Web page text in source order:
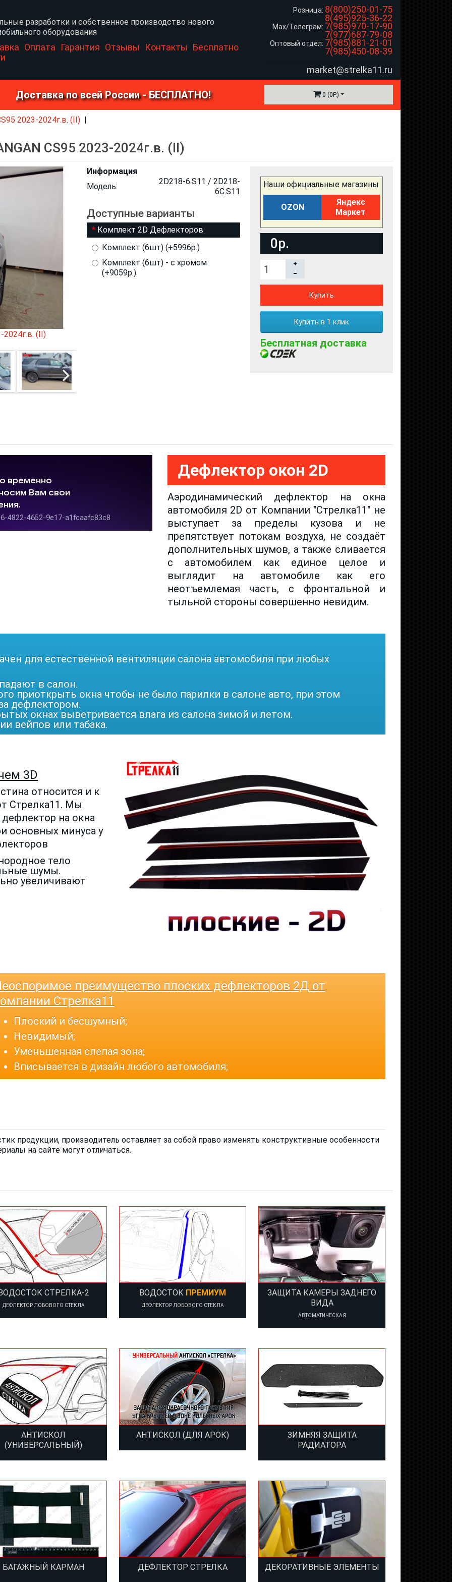
разработки и собственное производство нового
оборудования
Оплата Гарантия Отзывы Контакты
Бесплатно
Розница: 8(800)250-01-75
8(495)925-36-22
Max/Телеграм: 7(985)970-17-90
7(977)687-79-08
Оптовый отдел: 7(985)881-21-01
7(985)450-08-39
market@strelka11.ru
Доставка по всей России - БЕСПЛАТНО! 0 (0Р.)
2023-2024г.в. (II)
CS95 2023-2024г.в. (II)
2024г.в. (II)
Информация
Модель:
2D218-6.S11 / 2D218-
6C.S11
Доступные варианты
Комплект 2D Дефлекторов
Комплект (6шт) (+5996р.)
Комплект (6шт) - с хромом
(+9059р.)
Наши официальные магазины
OZON
Яндекс
Маркет
0р.
Купить
Купить в 1 клик
Бесплатная доставка
Дефлектор окон 2D
Аэродинамический дефлектор на окна
автомобиля 2D от Компании "Стрелка11" не
выступает за пределы кузова и не
препятствует потокам воздуха, не создаёт
дополнительных шумов, а также сливается
с автомобилем как единое целое и
выглядит на автомобиле как его
неотъемлемая часть, с фронтальной и
тыльной стороны совершенно невидим.
для естественной вентиляции салона автомобиля при любых
в салон.
приоткрыть окна чтобы не было парилки в салоне авто, при этом
дефлектором.
окнах выветривается влага из салона зимой и летом.
вейпов или табака.
3D
относится и к
Стрелка11. Мы
дефлектор на окна
основных минуса у
тело
шумы.
увеличивают
преимущество плоских дефлекторов 2Д от
Стрелка11
Плоский и бесшумный;
Невидимый;
Уменьшенная слепая зона;
Вписывается в дизайн любого автомобиля;
продукции, производитель оставляет за собой право изменять конструктивные особенности
на сайте могут отличаться.
СТРЕЛКА-2
ДЕФЛЕКТОР ЛОБОВОГО СТЕКЛА
ВОДОСТОК ПРЕМИУМ
ДЕФЛЕКТОР ЛОБОВОГО СТЕКЛА
ЗАЩИТА КАМЕРЫ ЗАДНЕГО
ВИДА
АВТОМАТИЧЕСКАЯ
АНТИСКОЛ
(УНИВЕРСАЛЬНЫЙ)
АНТИСКОЛ (ДЛЯ АРОК)
ЗИМНЯЯ ЗАЩИТА
РАДИАТОРА
БАГАЖНЫЙ КАРМАН ДЕФЛЕКТОР СТРЕЛКА ДЕКОРАТИВНЫЕ ЭЛЕМЕНТЫ